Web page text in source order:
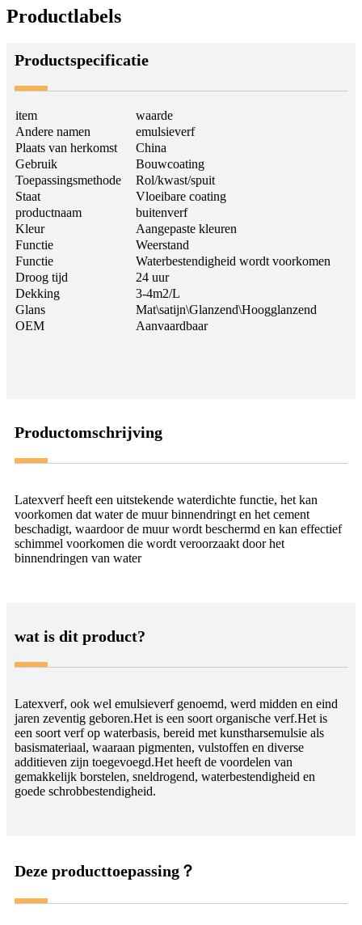
Productlabels
Productspecificatie
item
waarde
Andere namen
emulsieverf
Plaats van herkomst
China
Gebruik
Bouwcoating
Toepassingsmethode
Rol/kwast/spuit
Staat
Vloeibare coating
productnaam
buitenverf
Kleur
Aangepaste kleuren
Functie
Weerstand
Functie
Waterbestendigheid wordt voorkomen
Droog tijd
24 uur
Dekking
3-4m2/L
Glans
Mat\satijn\Glanzend\Hoogglanzend
OEM
Aanvaardbaar
Productomschrijving
Latexverf heeft een uitstekende waterdichte functie, het kan
voorkomen dat water de muur binnendringt en het cement
beschadigt, waardoor de muur wordt beschermd en kan effectief
schimmel voorkomen die wordt veroorzaakt door het
binnendringen van water
wat is dit product?
Latexverf, ook wel emulsieverf genoemd, werd midden en eind
jaren zeventig geboren.Het is een soort organische verf.Het is
een soort verf op waterbasis, bereid met kunstharsemulsie als
basismateriaal, waaraan pigmenten, vulstoffen en diverse
additieven zijn toegevoegd.Het heeft de voordelen van
gemakkelijk borstelen, sneldrogend, waterbestendigheid en
goede schrobbestendigheid.
Deze producttoepassing？